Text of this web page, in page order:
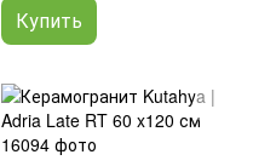
Купить